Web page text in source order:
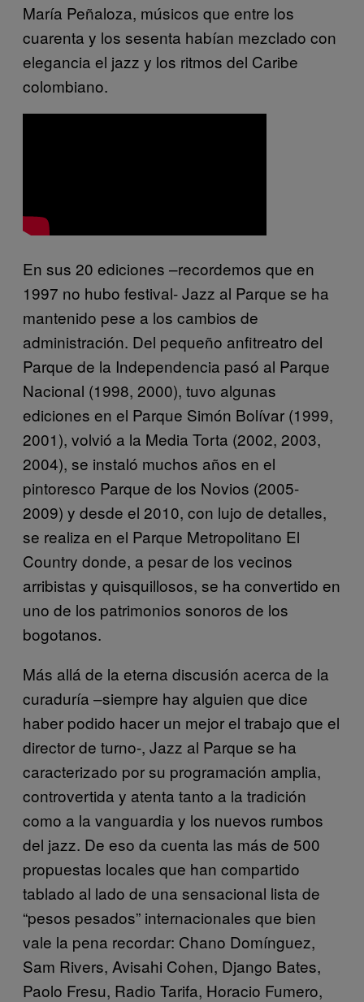
María Peñaloza, músicos que entre los
cuarenta y los sesenta habían mezclado con
elegancia el jazz y los ritmos del Caribe
colombiano.
En sus 20 ediciones –recordemos que en
1997 no hubo festival- Jazz al Parque se ha
mantenido pese a los cambios de
administración. Del pequeño anfitreatro del
Parque de la Independencia pasó al Parque
Nacional (1998, 2000), tuvo algunas
ediciones en el Parque Simón Bolívar (1999,
2001), volvió a la Media Torta (2002, 2003,
2004), se instaló muchos años en el
pintoresco Parque de los Novios (2005-
2009) y desde el 2010, con lujo de detalles,
se realiza en el Parque Metropolitano El
Country donde, a pesar de los vecinos
arribistas y quisquillosos, se ha convertido en
uno de los patrimonios sonoros de los
bogotanos.
Más allá de la eterna discusión acerca de la
curaduría –siempre hay alguien que dice
haber podido hacer un mejor el trabajo que el
director de turno-, Jazz al Parque se ha
caracterizado por su programación amplia,
controvertida y atenta tanto a la tradición
como a la vanguardia y los nuevos rumbos
del jazz. De eso da cuenta las más de 500
propuestas locales que han compartido
tablado al lado de una sensacional lista de
“pesos pesados” internacionales que bien
vale la pena recordar: Chano Domínguez,
Sam Rivers, Avisahi Cohen, Django Bates,
Paolo Fresu, Radio Tarifa, Horacio Fumero,